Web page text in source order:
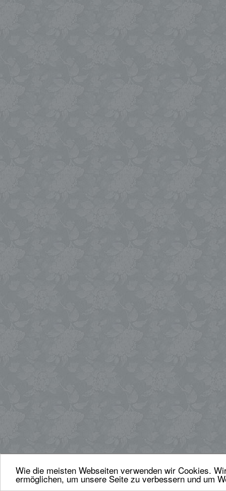
Wie die meisten Webseiten verwenden wir Cookies.
ermöglichen, um unsere Seite zu verbessern und um